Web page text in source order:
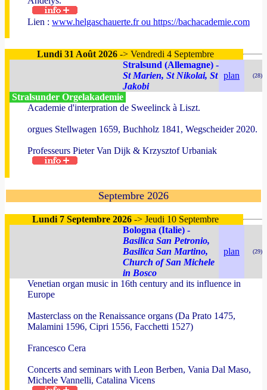
Lien : www.helgaschauerte.fr ou https://bachacademie.com
Lundi 31 Août 2026-> Vendredi 4 Septembre
Stralsund (Allemagne) -
St Marien, St Nikolai, St
Jakobi
plan (28)
Stralsunder Orgelakademie
Academie d'interpration de Sweelinck à Liszt.
orgues Stellwagen 1659, Buchholz 1841, Wegscheider 2020.
Professeurs Pieter Van Dijk & Krzysztof Urbaniak
Septembre 2026
Lundi 7 Septembre 2026-> Jeudi 10 Septembre
Bologna (Italie) -
Basilica San Petronio,
Basilica San Martino,
Church of San Michele
in Bosco
plan (29)
Venetian organ music in 16th century and its influence in
Europe
Masterclass on the Renaissance organs (Da Prato 1475,
Malamini 1596, Cipri 1556, Facchetti 1527)
Francesco Cera
Concerts and seminars with Leon Berben, Vania Dal Maso,
Michele Vannelli, Catalina Vicens